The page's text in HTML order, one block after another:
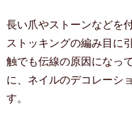
長い爪やストーンなどを
ストッキングの編み目に
触でも伝線の原因になっ
に、ネイルのデコレーシ
す。